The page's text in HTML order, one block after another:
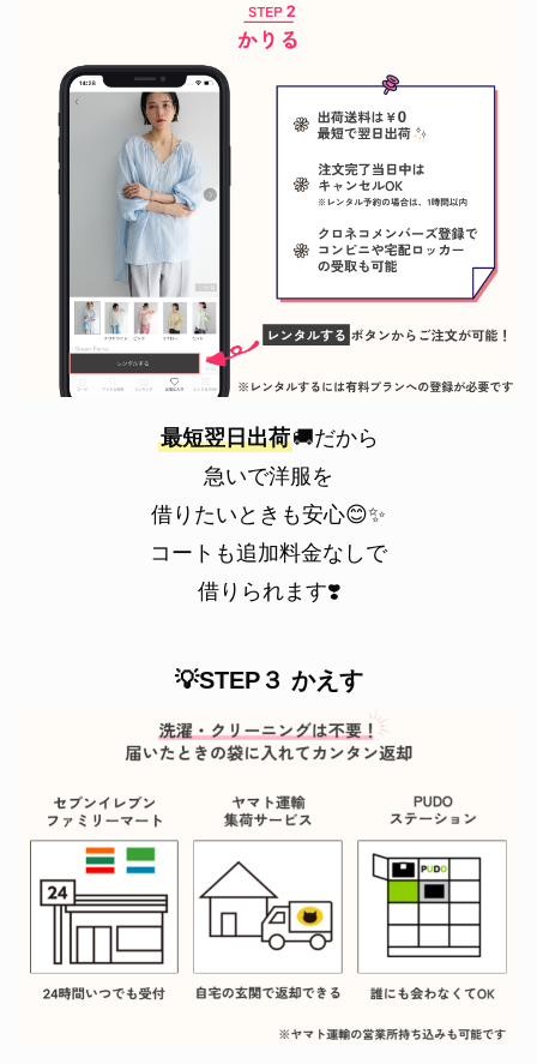
最短翌日出荷🚚だから
急いで洋服を
借りたいときも安心😊✨
コートも追加料金なしで
借りられます❣️
💡STEP３ かえす